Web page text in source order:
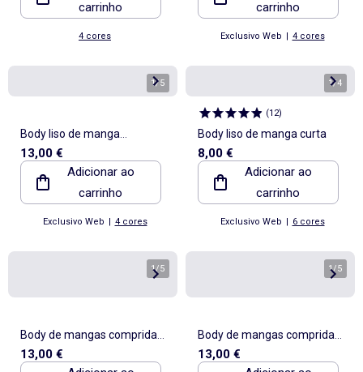
carrinho
4 cores
carrinho
Exclusivo Web | 4 cores
1/5
Body liso de manga
comprida
13,00 €
Adicionar ao
carrinho
Exclusivo Web | 4 cores
1/4
(12)
Body liso de manga curta
8,00 €
Adicionar ao
carrinho
Exclusivo Web | 6 cores
1/5
Body de mangas compridas
e gola redonda
13,00 €
1/5
Body de mangas compridas
e gola redonda
13,00 €